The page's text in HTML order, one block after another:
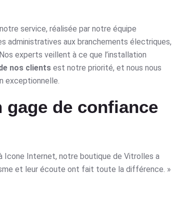
service, réalisée par notre équipe
administratives aux branchements électriques,
experts veillent à ce que l’installation
nos clients est notre priorité, et nous nous
exceptionnelle.
de confiance
Icone Internet, notre boutique de Vitrolles a
et leur écoute ont fait toute la différence. »